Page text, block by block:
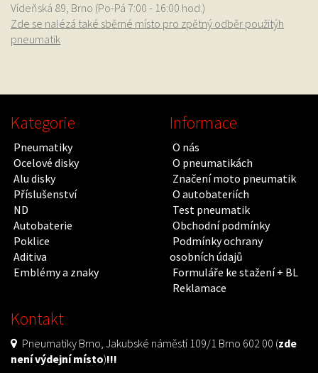
Vídeňská 89, Brno (Po-Pá 7:00 - 16:00 hod.)
Zde se nalézá také sběrné místo pro zpětný odběr použitýh
pneumatik
Kategorie
Pneumatiky
Ocelové disky
Alu disky
Příslušenství
ND
Autobaterie
Poklice
Aditiva
Emblémy a znaky
Informace
O nás
O pneumatikách
Značení moto pneumatik
O autobateriích
Test pneumatik
Obchodní podmínky
Podmínky ochrany
osobních údajů
Formuláře ke stažení + BL
Reklamace
Kontakt
Pneumatiky Brno, Jakubské náměstí 109/1 Brno 602 00 (zde
není výdejní místo)!!!